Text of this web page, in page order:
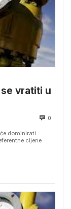
vratiti u
0
dominirati
cijene